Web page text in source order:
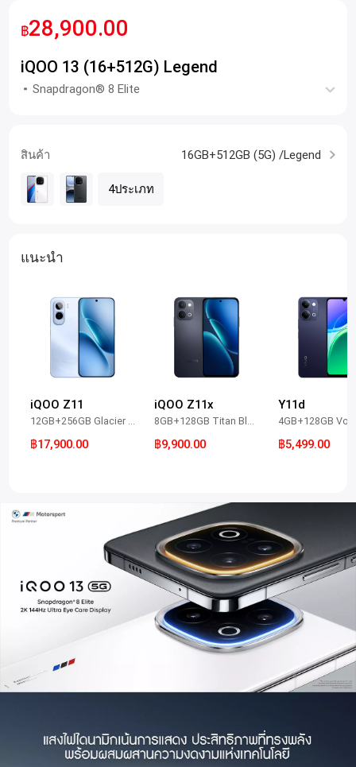
฿28,900.00
iQOO 13 (16+512G) Legend
Snapdragon® 8 Elite
สินค้า 16GB+512GB (5G) /Legend
4ประเภท
แนะนำ
iQOO Z11
฿17,900.00
iQOO Z11x
฿9,900.00
Y11d
฿5,499.00